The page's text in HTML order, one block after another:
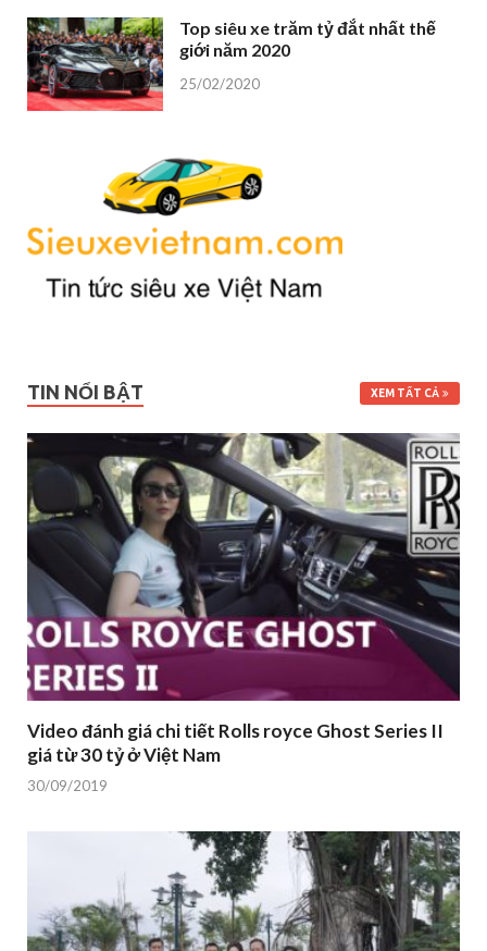
Top siêu xe trăm tỷ đắt nhất thế
giới năm 2020
25/02/2020
TIN NỔI BẬT XEM TẤT CẢ
Video đánh giá chi tiết Rolls royce Ghost Series II
giá từ 30 tỷ ở Việt Nam
30/09/2019